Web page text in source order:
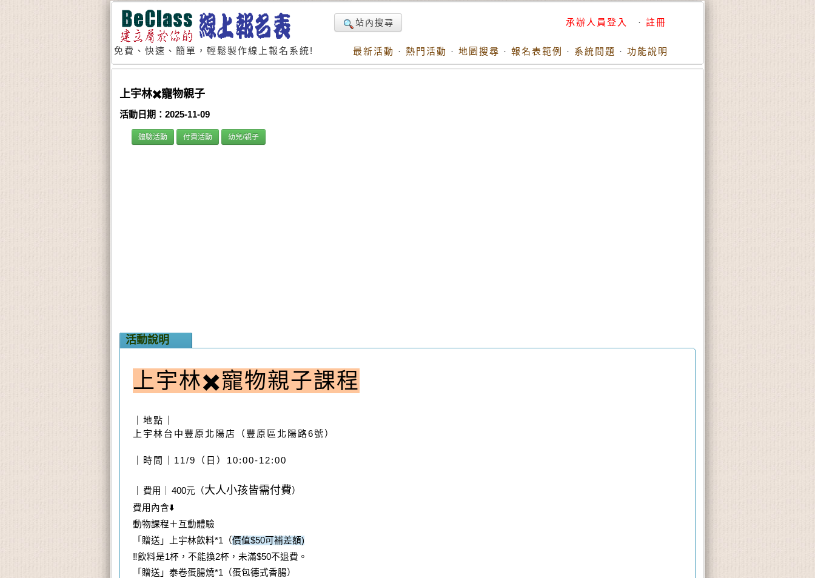
免費、快速、簡單，輕鬆製作線上報名系統!
站內搜尋 承辦人員登入 · 註冊
最新活動 · 熱門活動 · 地圖搜尋 · 報名表範例 · 系統問題 · 功能說明
上宇林✖️寵物親子
活動日期：2025-11-09
體驗活動 付費活動 幼兒/親子
活動說明
上宇林✖️寵物親子課程
｜地點｜
上宇林台中豐原北陽店️（豐原區北陽路6號）
｜時間｜11/9（日）10:00-12:00
費用 400元（大人小孩皆需付費）
費用內含⬇️
動物課程＋互動體驗
「贈送」上宇林飲料*1（價值$50可補差額)
‼️飲料是1杯，不能換2杯，未滿$50不退費。
「贈送」泰卷蛋腸燒*1（蛋包德式香腸）